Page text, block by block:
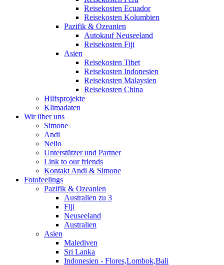
Reisekosten Ecuador
Reisekosten Kolumbien
Pazifik & Ozeanien
Autokauf Neuseeland
Reisekosten Fiji
Asien
Reisekosten Tibet
Reisekosten Indonesien
Reisekosten Malaysien
Reisekosten China
Hilfsprojekte
Klimadaten
Wir über uns
Simone
Andi
Nelio
Unterstützer und Partner
Link to our friends
Kontakt Andi & Simone
Fotofeelings
Pazifik & Ozeanien
Australien zu 3
Fiji
Neuseeland
Australien
Asien
Malediven
Sri Lanka
Indonesien - Flores,Lombok,Bali